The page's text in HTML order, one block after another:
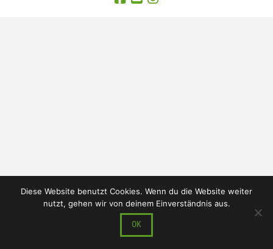
Diese Website benutzt Cookies. Wenn du die Website weiter
nutzt, gehen wir von deinem Einverständnis aus.
OK